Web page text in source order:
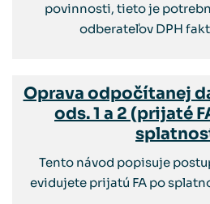
povinnosti, tieto je
odberateľov DPH
Oprava odpočítanej
ods. 1 a 2 (prijaté
Tento návod popisuje
evidujete prijatú FA po